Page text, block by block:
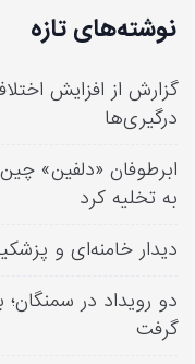
نوشته‌های تازه
گزارش از افزایش
درگیری‌ها
ابرطوفان «دلفین»
به تخلیه کرد
دیدار خامنه‌ای و
دو رویداد در سمنگان؛
گرفت